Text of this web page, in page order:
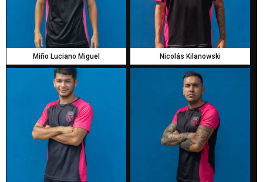
Miño Luciano Miguel Nicolás Kilanowski